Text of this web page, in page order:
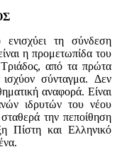
τη σύνδεση
η προμετωπίδα του
από τα πρώτα
ισχύον σύνταγμα. Δεν
αναφορά. Είναι
ιδρυτών του νέου
την πεποίθηση
Πίστη και Ελληνικό